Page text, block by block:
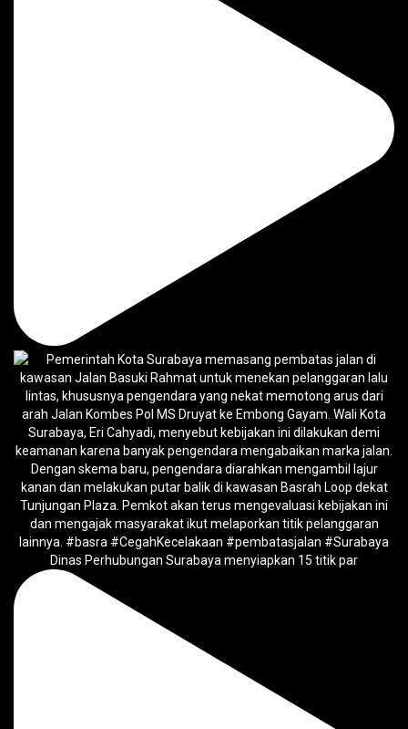
Dinas Perhubungan Surabaya menyiapkan 15 titik par